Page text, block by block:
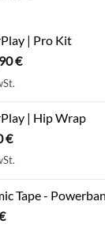
| Pro Kit
€
| Hip Wrap
€
Tape -